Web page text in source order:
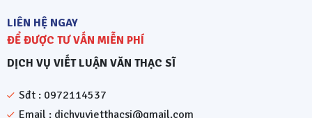
LIÊN HỆ NGAY
ĐỂ ĐƯỢC TƯ VẤN MIỄN PHÍ
DỊCH VỤ VIẾT LUẬN VĂN THẠC SĨ
Sđt : 0972114537
Email : dichvuvietthacsi@gmail.com